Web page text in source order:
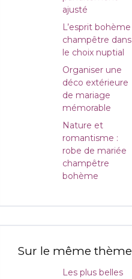
ajusté
L’esprit bohème
champêtre dans
le choix nuptial
Organiser une
déco extérieure
de mariage
mémorable
Nature et
romantisme :
robe de mariée
champêtre
bohème
Sur le même thème
Les plus belles